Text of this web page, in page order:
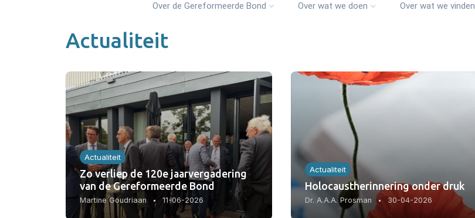
Over de Gereformeerde Bond Over wat we doen Over wat we vinden
Actualiteit
Actualiteit
Zo verliep de 120e jaarvergadering
van de Gereformeerde Bond
Martine Goudriaan 11-06-2026
Actualiteit
Holocaustherinnering onder druk
Dr. A.A.A. Prosman 30-04-2026